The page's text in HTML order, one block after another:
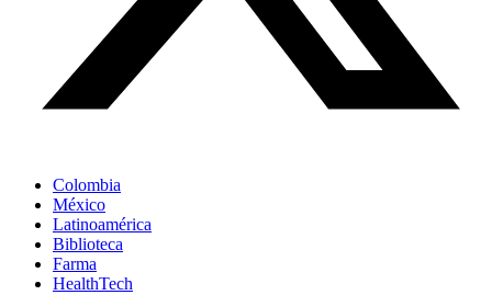
Colombia
México
Latinoamérica
Biblioteca
Farma
HealthTech